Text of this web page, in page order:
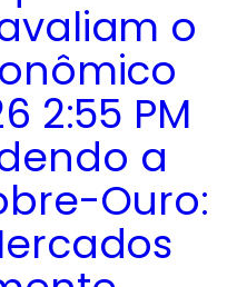
o
2:55 PM
a
Ouro: